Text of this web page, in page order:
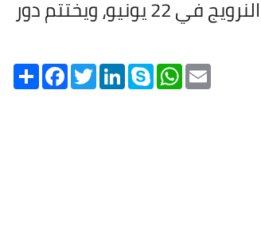
في كأس العالم 2026 بمواجهة فرنسا يوم 16 يونيو في نيوجيرزي، ثم النرويج في 22 يونيو، ويختتم دور
Share FacebookTwitterLinkedInSkype WhatsApp